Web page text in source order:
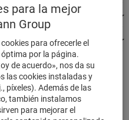
de entrega
para la mejor
Group
para ofrecerle el
por la página.
de acuerdo», nos da su
las cookies instaladas y
píxeles). Además de las
también instalamos
para mejorar el